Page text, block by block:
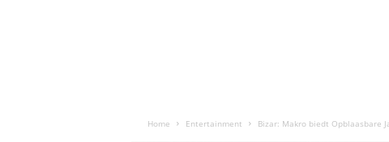
Home Entertainment Bizar: Makro biedt Opblaasbare